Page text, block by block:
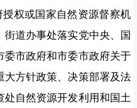
权或国家自然资源督察机
道办事处落实党中央、国
市政府和市委市政府关于
大方针政策、决策部署及法
自然资源开发利用和国土